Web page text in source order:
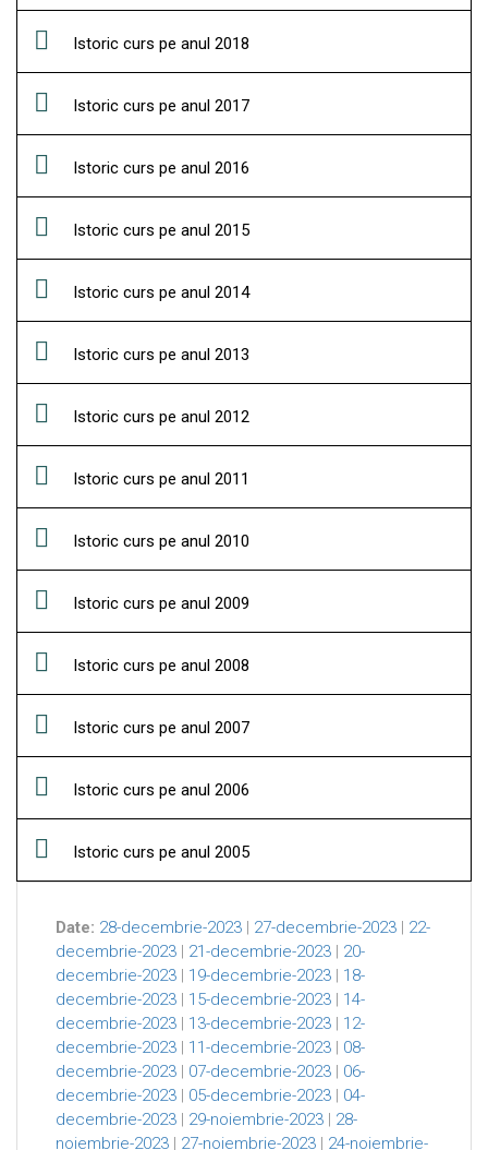
Istoric curs pe anul 2018
Istoric curs pe anul 2017
Istoric curs pe anul 2016
Istoric curs pe anul 2015
Istoric curs pe anul 2014
Istoric curs pe anul 2013
Istoric curs pe anul 2012
Istoric curs pe anul 2011
Istoric curs pe anul 2010
Istoric curs pe anul 2009
Istoric curs pe anul 2008
Istoric curs pe anul 2007
Istoric curs pe anul 2006
Istoric curs pe anul 2005
Date: 28-decembrie-2023 | 27-decembrie-2023 | 22-
decembrie-2023 | 21-decembrie-2023 | 20-
decembrie-2023 | 19-decembrie-2023 | 18-
decembrie-2023 | 15-decembrie-2023 | 14-
decembrie-2023 | 13-decembrie-2023 | 12-
decembrie-2023 | 11-decembrie-2023 | 08-
decembrie-2023 | 07-decembrie-2023 | 06-
decembrie-2023 | 05-decembrie-2023 | 04-
decembrie-2023 | 29-noiembrie-2023 | 28-
noiembrie-2023 | 27-noiembrie-2023 | 24-noiembrie-